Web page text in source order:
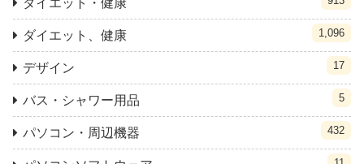
ダイエット・健康
ダイエット、健康 1,096
デザイン 17
バス・シャワー用品 5
パソコン・周辺機器 432